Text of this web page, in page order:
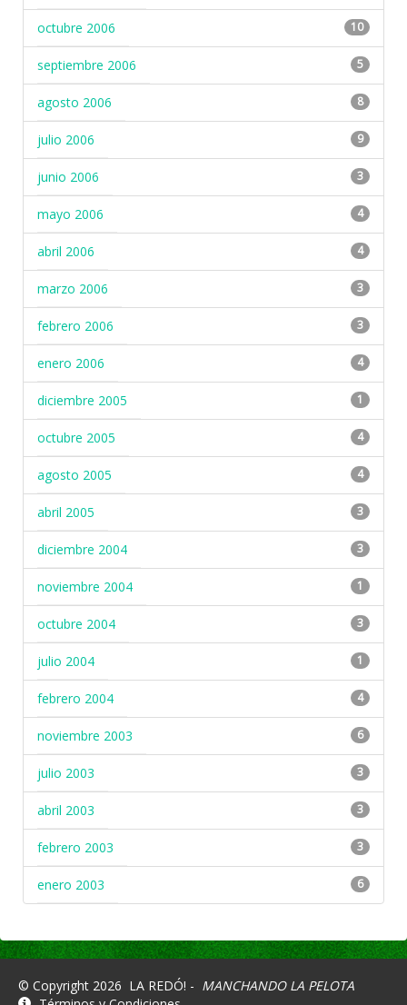
octubre 2006 10
septiembre 2006 5
agosto 2006 8
julio 2006 9
junio 2006 3
mayo 2006 4
abril 2006 4
marzo 2006 3
febrero 2006 3
enero 2006 4
diciembre 2005 1
octubre 2005 4
agosto 2005 4
abril 2005 3
diciembre 2004 3
noviembre 2004 1
octubre 2004 3
julio 2004 1
febrero 2004 4
noviembre 2003 6
julio 2003 3
abril 2003 3
febrero 2003 3
enero 2003 6
© Copyright 2026 LA REDÓ! - MANCHANDO LA PELOTA